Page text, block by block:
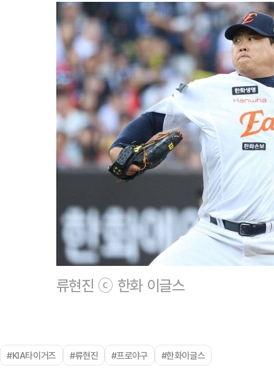
류현진 ⓒ 한화 이글스
#KIA타이거즈 #류현진 #프로야구 #한화이글스